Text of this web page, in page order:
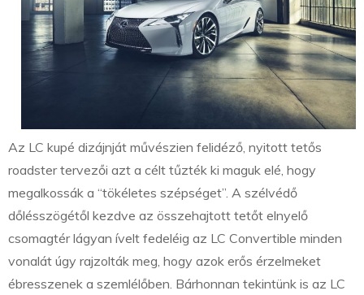
Az LC kupé dizájnját művészien felidéző, nyitott tetős
roadster tervezői azt a célt tűzték ki maguk elé, hogy
megalkossák a “tökéletes szépséget”. A szélvédő
dőlésszögétől kezdve az összehajtott tetőt elnyelő
csomagtér lágyan ívelt fedeléig az LC Convertible minden
vonalát úgy rajzolták meg, hogy azok erős érzelmeket
ébresszenek a szemlélőben. Bárhonnan tekintünk is az LC